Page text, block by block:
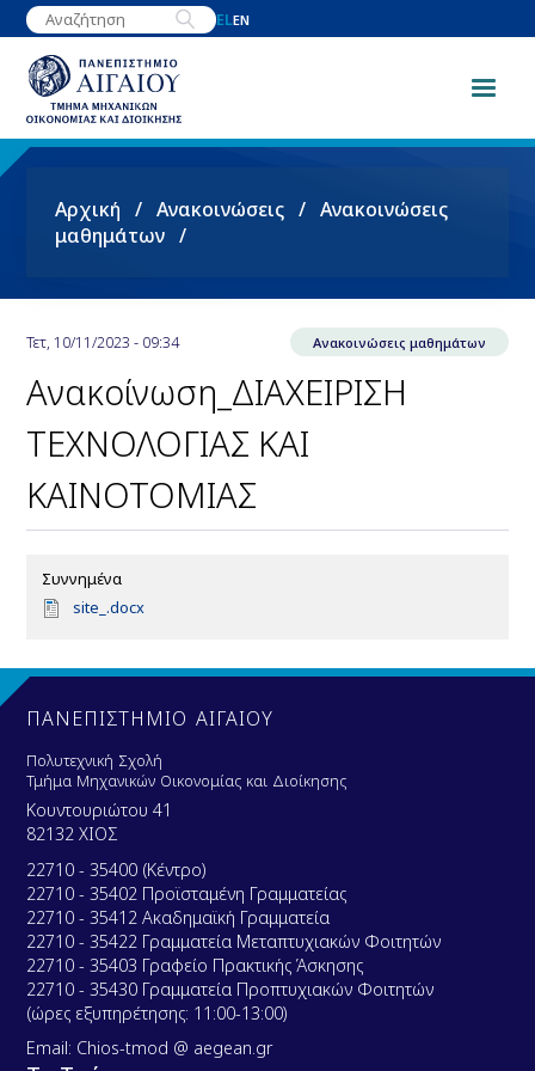
Παράκαμψη
προς
κυρίως
περιεχόμενο
ELEN
Breadcrumb
Αρχική Ανακοινώσεις
Ανακοινώσεις
μαθημάτων
Τετ, 10/11/2023 - 09:34 Ανακοινώσεις μαθημάτων
Ανακοίνωση_ΔΙΑΧΕΙΡΙΣΗ
ΤΕΧΝΟΛΟΓΙΑΣ ΚΑΙ
ΚΑΙΝΟΤΟΜΙΑΣ
Συννημένα
D
u
e
n
t
site_.docx
ΠΑΝΕΠΙΣΤΗΜΙΟ ΑΙΓΑΙΟΥ
Πολυτεχνική Σχολή
Τμήμα Μηχανικών Οικονομίας και Διοίκησης
Κουντουριώτου 41
82132 ΧΙΟΣ
22710 - 35400 (Κέντρο)
22710 - 35402 Προϊσταμένη Γραμματείας
22710 - 35412 Ακαδημαϊκή Γραμματεία
22710 - 35422 Γραμματεία Μεταπτυχιακών Φοιτητών
22710 - 35403 Γραφείο Πρακτικής Άσκησης
22710 - 35430 Γραμματεία Προπτυχιακών Φοιτητών
(ώρες εξυπηρέτησης: 11:00-13:00)
Email: Chios-tmod @ aegean.gr